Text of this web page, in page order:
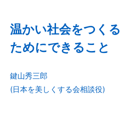
温かい社会をつくる
ためにできること
鍵山秀三郎
(日本を美しくする会相談役)